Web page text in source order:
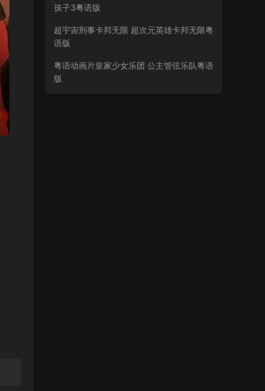
孩子3粤语版
超宇宙刑事卡邦无限 超次元英雄卡邦无限粤
语版
粤语动画片皇家少女乐团 公主管弦乐队粤语
版